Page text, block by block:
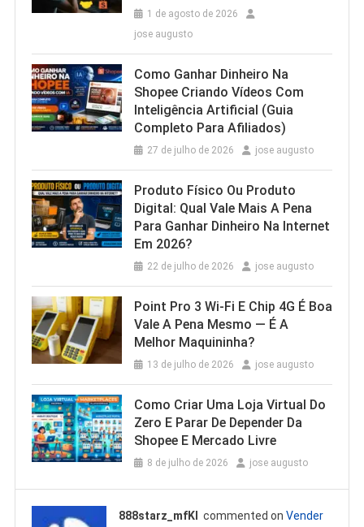
1 de agosto de 2026
jose augusto
Como Ganhar Dinheiro Na
Shopee Criando Vídeos Com
Inteligência Artificial (Guia
Completo Para Afiliados)
27 de julho de 2026 jose augusto
Produto Físico Ou Produto
Digital: Qual Vale Mais A Pena
Para Ganhar Dinheiro Na Internet
Em 2026?
22 de julho de 2026 jose augusto
Point Pro 3 Wi‑Fi E Chip 4G É Boa
Vale A Pena Mesmo — É A
Melhor Maquininha?
13 de julho de 2026 jose augusto
Como Criar Uma Loja Virtual Do
Zero E Parar De Depender Da
Shopee E Mercado Livre
8 de julho de 2026 jose augusto
888starz_mfKl commented onVender